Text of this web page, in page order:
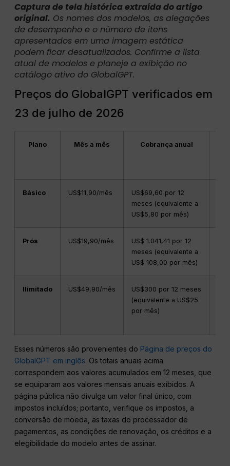
Captura de tela histórica extraída do artigo
original. Os nomes dos modelos, as alegações
de desempenho e o número de itens
apresentados em uma imagem estática
podem ficar desatualizados. Confirme a lista
atual de modelos e planeje a exibição no
catálogo ativo do GlobalGPT.
Preços do GlobalGPT verificados em
23 de julho de 2026
Plano Mês a mês Cobrança anual
Básico US$11,90/mês
US$69,60 por 12
meses (equivalente a
US$5,80 por mês)
Prós US$19,90/mês
US$ 1.041,41 por 12
meses (equivalente a
US$ 108,00 por mês)
Ilimitado US$49,90/mês
US$300 por 12 meses
(equivalente a US$25
por mês)
Esses números são provenientes do Página de preços do
GlobalGPT em inglês. Os totais anuais acima
correspondem aos valores acumulados em 12 meses, que
se equiparam aos valores mensais anuais exibidos. A
página pública não divulga um valor final único, com
impostos incluídos; portanto, verifique os impostos, a
conversão de moeda, as taxas do processador de
pagamentos, as condições de renovação, os créditos e a
elegibilidade do modelo antes de assinar.